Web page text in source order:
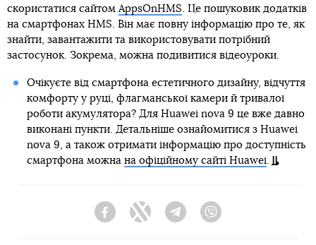
скористатися сайтомAppsOnHMS. Це пошуковик додатків
на смартфонах HMS. Він має повну інформацію про те, як
знайти, завантажити та використовувати потрібний
застосунок. Зокрема, можна подивитися відеоуроки.
Очікуєте від смартфона естетичного дизайну, відчуття
комфорту у руці, флагманської камери й тривалої
роботи акумулятора? Для Huawei nova 9 це вже давно
виконані пункти. Детальніше ознайомитися з Huawei
nova 9, а також отримати інформацію про доступність
смартфона можна на офіційному сайті Huawei.
FacebookTwitter Telegram